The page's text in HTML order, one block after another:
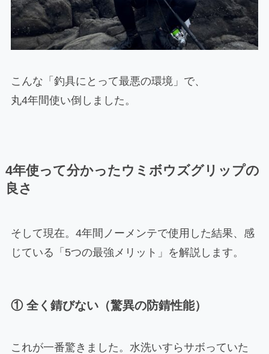
こんな「釣具にとって最悪の環境」で、
丸4年間使い倒しました。
4年使って分かったウミボウズグリップの
良さ
そして現在。4年間ノーメンテで使用した結果、感
じている「5つの最強メリット」を解説します。
① 全く錆びない（驚異の防錆性能）
これが一番驚きました。水洗いすらサボっていた